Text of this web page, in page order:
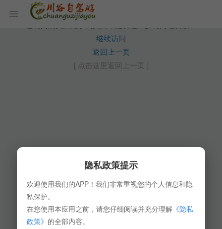
继续访问
返回上一页
[ 点击这里返回上一页 ]
隐私政策提示
欢迎使用我们的APP！我们非常重视您的个人信息和隐
私保护。
在您使用本应用之前，请您仔细阅读并充分理解《隐私
政策》 的全部内容。